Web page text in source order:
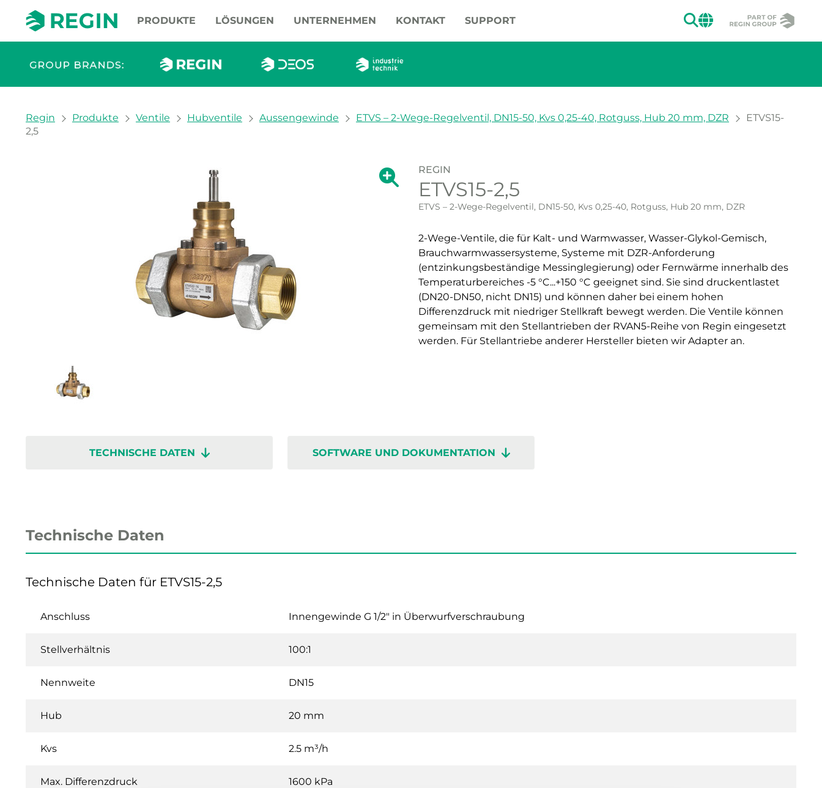
PRODUKTE LÖSUNGEN UNTERNEHMEN KONTAKT SUPPORT SUCHEN
CHANGE
You are here:
Regin Produkte Ventile Hubventile Aussengewinde ETVS – 2-Wege-Regelventil, DN15-50, Kvs 0,25-40, Rotguss, Hub 20 mm, DZR
ETVS15-
2,5
Zeige große Version des Bildes.
Zeige große Version des Bildes.
REGIN
ETVS15-2,5
ETVS – 2-Wege-Regelventil, DN15-50, Kvs 0,25-40, Rotguss, Hub 20 mm, DZR
2-Wege-Ventile, die für Kalt- und Warmwasser, Wasser-Glykol-Gemisch,
Brauchwarmwassersysteme, Systeme mit DZR-Anforderung
(entzinkungsbeständige Messinglegierung) oder Fernwärme innerhalb des
Temperaturbereiches -5 °C...+150 °C geeignet sind. Sie sind druckentlastet
(DN20-DN50, nicht DN15) und können daher bei einem hohen
Differenzdruck mit niedriger Stellkraft bewegt werden. Die Ventile können
gemeinsam mit den Stellantrieben der RVAN5-Reihe von Regin eingesetzt
werden. Für Stellantriebe anderer Hersteller bieten wir Adapter an.
TECHNISCHE DATEN SOFTWARE UND DOKUMENTATION
Technische Daten
Technische Daten für ETVS15-2,5
Anschluss Innengewinde G 1/2" in Überwurfverschraubung
Stellverhältnis 100:1
Nennweite DN15
Hub 20 mm
Kvs 2.5 m³/h
Max. Differenzdruck 1600 kPa